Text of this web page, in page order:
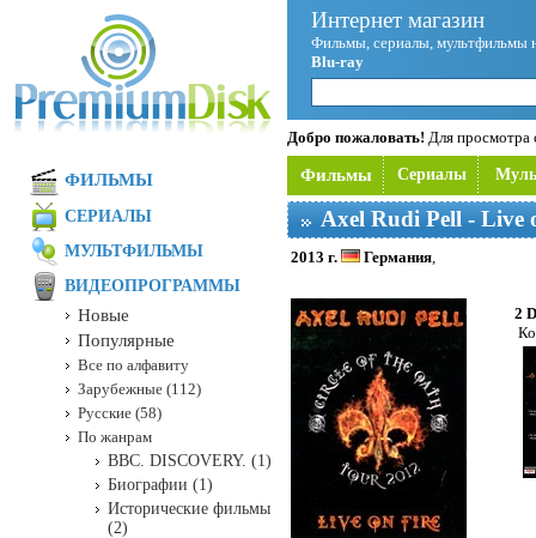
Интернет магазин
Фильмы, сериалы, мультфильмы
Blu-ray
Добро пожаловать! Для просмотра
Фильмы Сериалы
Axel Rudi Pell - Live
2013 г. Германия,
2
ФИЛЬМЫ
СЕРИАЛЫ
МУЛЬТФИЛЬМЫ
ВИДЕОПРОГРАММЫ
Новые
Популярные
Все по алфавиту
Зарубежные (112)
Русские (58)
По жанрам
BBC. DISCOVERY. (1)
Биографии (1)
Исторические фильмы
(2)